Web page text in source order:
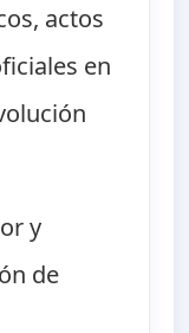
actos
en
y
de